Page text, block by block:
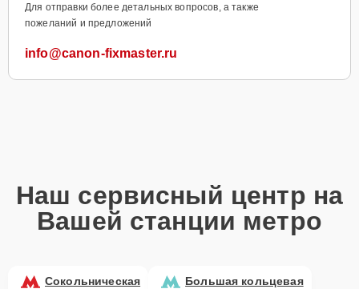
Для отправки более детальных вопросов, а также
пожеланий и предложений
info@canon-fixmaster.ru
Наш сервисный центр на
Вашей станции метро
Сокольническая Большая кольцевая